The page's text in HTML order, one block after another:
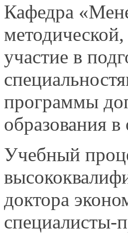
Кафедра
методической,
участие в
программы
образования
Учебный
доктора
специалисты-